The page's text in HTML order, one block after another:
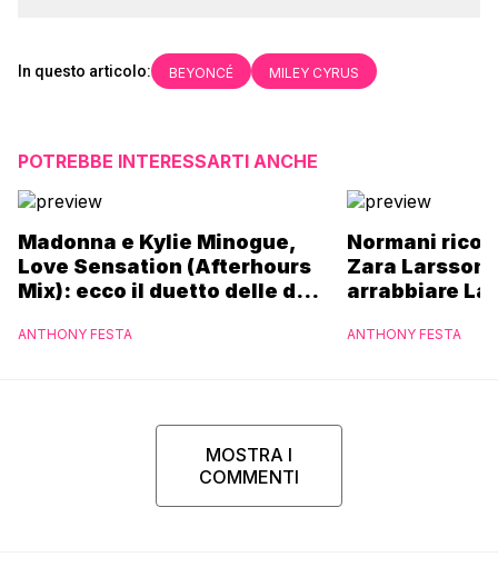
In questo articolo: BEYONCÉ MILEY CYRUS
POTREBBE INTERESSARTI ANCHE
Madonna e Kylie Minogue,
Love Sensation (Afterhours
Mix): ecco il duetto delle due
ANTHONY FESTA
Normani
Zara Larsson
arrabbiare
ANTHONY FESTA
MOSTRA I
COMMENTI